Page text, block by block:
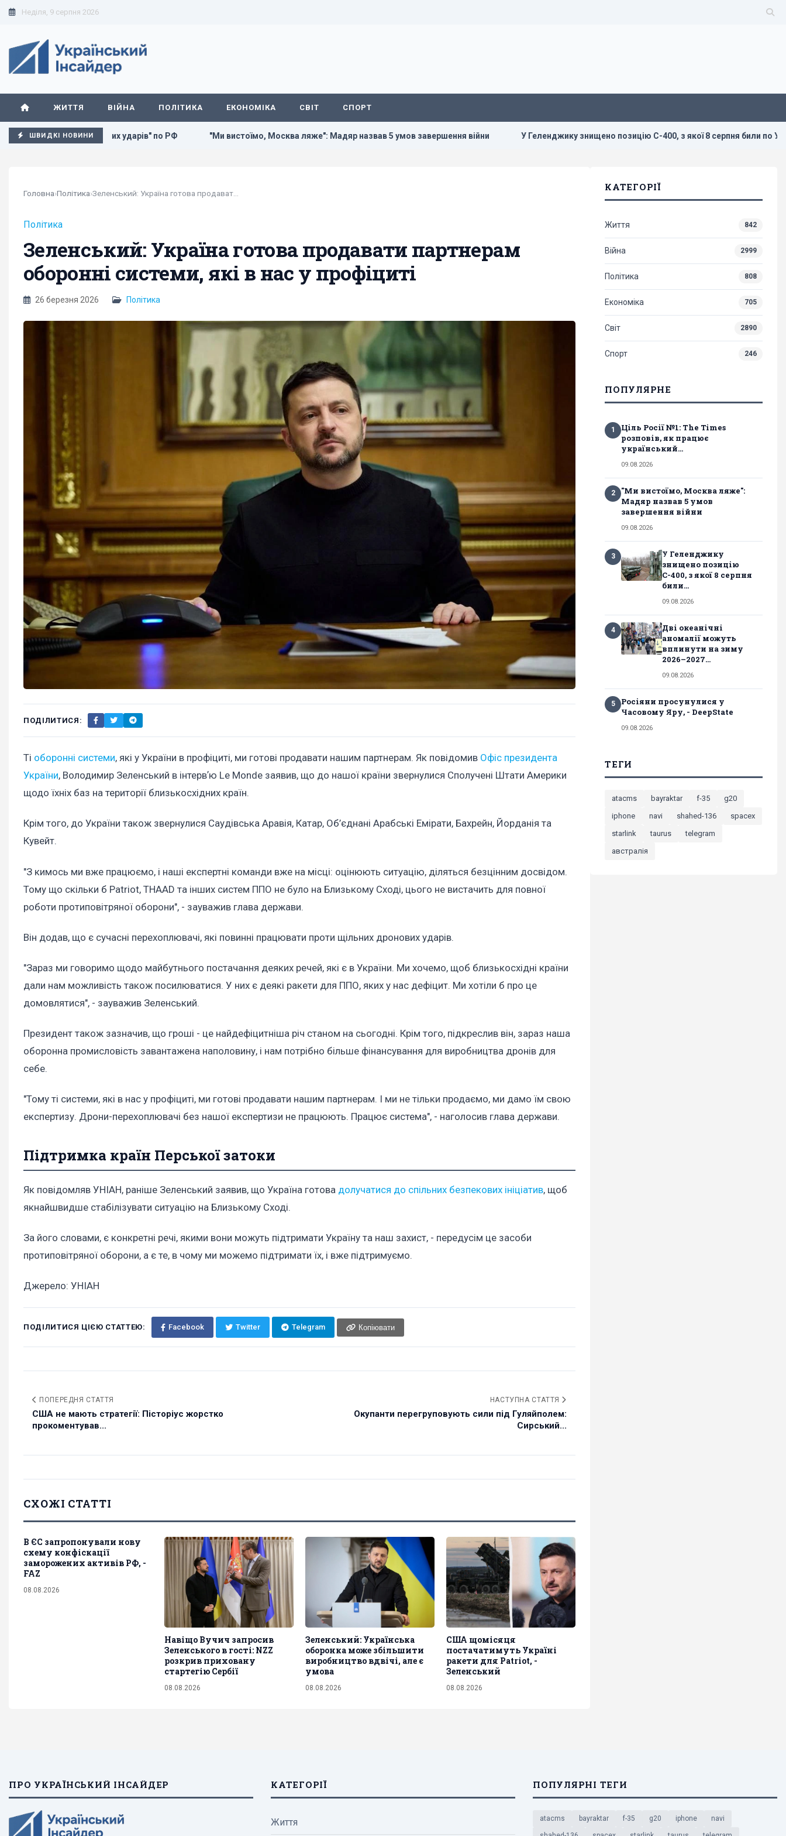
Неділя, 9 серпня 2026
ЖИТТЯ ВІЙНА ПОЛІТИКА ЕКОНОМІКА СВІТ СПОРТ
ШВИДКІ НОВИНИ
"глибоких ударів" по РФ "Ми вистоїмо, Москва ляже": Мадяр назвав 5 умов завершення війни У Геленджику знищено позицію С-400, з якої 8 серпня били по Україні, - Мадяр
Головна›Політика›
Політика
Зеленський: Україна готова продавати партнерам
оборонні системи, які в нас у профіциті
26 березня 2026 Політика
ПОДІЛИТИСЯ:
Ті оборонні системи, які у України в профіциті, ми готові продавати нашим партнерам. Як повідомив Офіс президента
України, Володимир Зеленський в інтервʼю Le Monde заявив, що до нашої країни звернулися Сполучені Штати Америки
щодо їхніх баз на території близькосхідних країн.
Крім того, до України також звернулися Саудівська Аравія, Катар, Об’єднані Арабські Емірати, Бахрейн, Йорданія та
Кувейт.
"З кимось ми вже працюємо, і наші експертні команди вже на місці: оцінюють ситуацію, діляться безцінним досвідом.
Тому що скільки б Patriot, THAAD та інших систем ППО не було на Близькому Сході, цього не вистачить для повної
роботи протиповітряної оборони", - зауважив глава держави.
Він додав, що є сучасні перехоплювачі, які повинні працювати проти щільних дронових ударів.
"Зараз ми говоримо щодо майбутнього постачання деяких речей, які є в України. Ми хочемо, щоб близькосхідні країни
дали нам можливість також посилюватися. У них є деякі ракети для ППО, яких у нас дефіцит. Ми хотіли б про це
домовлятися", - зауважив Зеленський.
Президент також зазначив, що гроші - це найдефіцитніша річ станом на сьогодні. Крім того, підкреслив він, зараз наша
оборонна промисловість завантажена наполовину, і нам потрібно більше фінансування для виробництва дронів для
себе.
"Тому ті системи, які в нас у профіциті, ми готові продавати нашим партнерам. І ми не тільки продаємо, ми дамо їм свою
експертизу. Дрони-перехоплювачі без нашої експертизи не працюють. Працює система", - наголосив глава держави.
Підтримка країн Перської затоки
Як повідомляв УНІАН, раніше Зеленський заявив, що Україна готова долучатися до спільних безпекових ініціатив, щоб
якнайшвидше стабілізувати ситуацію на Близькому Сході.
За його словами, є конкретні речі, якими вони можуть підтримати Україну та наш захист, - передусім це засоби
протиповітряної оборони, а є те, в чому ми можемо підтримати їх, і вже підтримуємо.
Джерело: УНІАН
ПОДІЛИТИСЯ ЦІЄЮ СТАТТЕЮ: Facebook Twitter Telegram Копіювати
ПОПЕРЕДНЯ СТАТТЯ
США не мають стратегії: Пісторіус жорстко
прокоментував...
НАСТУПНА СТАТТЯ
Окупанти перегруповують сили під Гуляйполем:
Сирський...
СХОЖІ СТАТТІ
В ЄС запропонували нову
схему конфіскації
заморожених активів РФ, -
FAZ
08.08.2026
Навіщо Вучич запросив
Зеленського в гості: NZZ
розкрив приховану
стартегію Сербії
08.08.2026
Зеленський: Українська
оборонка може збільшити
виробництво вдвічі, але є
умова
08.08.2026
США щомісяця
постачатимуть Україні
ракети для Patriot, -
Зеленський
08.08.2026
КАТЕГОРІЇ
Життя 842
Війна 2999
Політика 808
Економіка 705
Світ 2890
Спорт 246
ПОПУЛЯРНЕ
1
Ціль Росії №1: The Times
розповів, як працює
український...
09.08.2026
2
"Ми вистоїмо, Москва ляже":
Мадяр назвав 5 умов
завершення війни
09.08.2026
3
У Геленджику
знищено позицію
С-400, з якої 8 серпня
били...
09.08.2026
4
Дві океанічні
аномалії можуть
вплинути на зиму
2026–2027...
09.08.2026
5
Росіяни просунулися у
Часовому Яру, - DeepState
09.08.2026
ТЕГИ
atacms bayraktar f-35
g20
iphone
navi shahed-136
spacex
starlink
taurus
telegram
австралія
ПРО УКРАЇНСЬКИЙ ІНСАЙДЕР КАТЕГОРІЇ
Життя
ПОПУЛЯРНІ ТЕГИ
atacms bayraktar f-35 g20 iphone navi